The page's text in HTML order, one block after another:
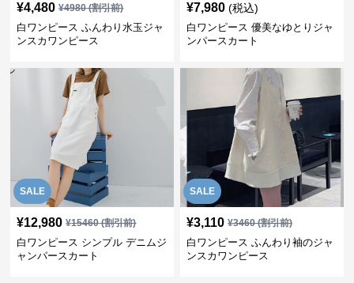
¥4,480 ¥4980(割引前)
白ワンピース ふんわり水玉ジャ
ンスカワンピース
¥7,980 (税込)
白ワンピース 優美なゆとりジャ
ンパースカート
SALE
¥12,980 ¥15460(割引前)
白ワンピース シンプル デニムジ
ャンパースカート
SALE
¥3,110 ¥3460(割引前)
白ワンピース ふんわり袖のジャ
ンスカワンピース